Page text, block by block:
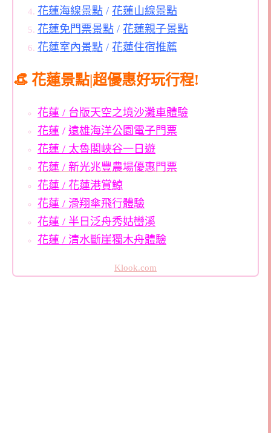
花蓮海線景點 / 花蓮山線景點
花蓮免門票景點 / 花蓮親子景點
花蓮室內景點 / 花蓮住宿推薦
👒 花蓮景點|超優惠好玩行程!
花蓮 / 台版天空之境沙灘車體驗
花蓮 / 遠雄海洋公園電子門票
花蓮 / 太魯閣峽谷一日遊
花蓮 / 新光兆豐農場優惠門票
花蓮 / 花蓮港賞鯨
花蓮 / 滑翔傘飛行體驗
花蓮 / 半日泛舟秀姑巒溪
花蓮 / 清水斷崖獨木舟體驗
Klook.com